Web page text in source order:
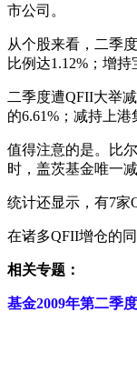
市公司。
从个股来看，二季
比例达1.12%；增持
二季度遭QFII大举
的6.61%；减持上港
值得注意的是。比
时，盖茨基金唯一
统计还显示，有7家
在诸多QFII增仓的
相关专题：
基金2009年第二季